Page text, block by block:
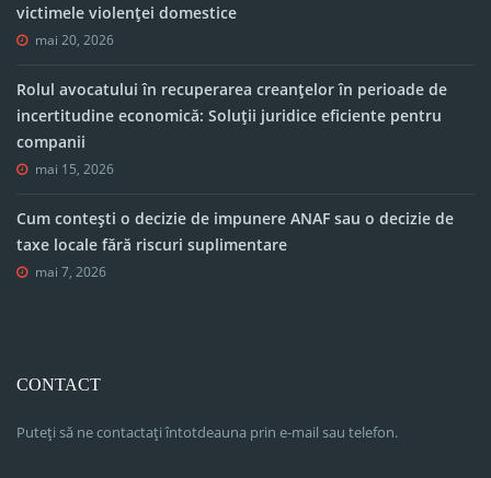
victimele violenței domestice
mai 20, 2026
Rolul avocatului în recuperarea creanțelor în perioade de
incertitudine economică: Soluții juridice eficiente pentru
companii
mai 15, 2026
Cum contești o decizie de impunere ANAF sau o decizie de
taxe locale fără riscuri suplimentare
mai 7, 2026
CONTACT
Puteți să ne contactați întotdeauna prin e-mail sau telefon.